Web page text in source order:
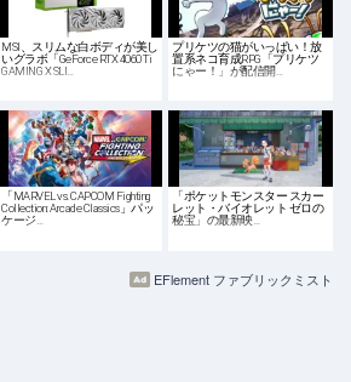
MSI、スリムな白ボディが美し
いグラボ「GeForce RTX 4060 Ti
GAMING X SLI…
プリケツの猫がいっぱい！放
置系ネコ育成RPG「プリケツ
にゃー！」が配信開…
「MARVEL vs. CAPCOM Fighting
Collection: Arcade Classics」パッ
ケージ…
「ポケットモンスター スカー
レット・バイオレット ゼロの
秘宝」の最新映…
EFlement ファブリックミスト